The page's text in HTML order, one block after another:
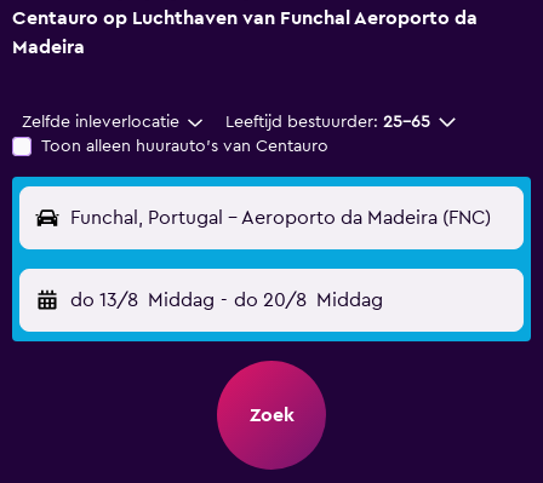
Centauro op Luchthaven van Funchal Aeroporto da
Madeira
Zelfde inleverlocatie Leeftijd bestuurder: 25-65
Toon alleen huurauto's van Centauro
Funchal, Portugal - Aeroporto da Madeira (FNC)
do 13/8 Middag - do 20/8 Middag
Zoek